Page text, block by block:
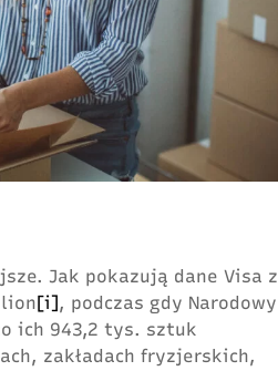
Jak pokazują dane Visa z
[i], podczas gdy Narodowy
ich 943,2 tys. sztuk
zakładach fryzjerskich,